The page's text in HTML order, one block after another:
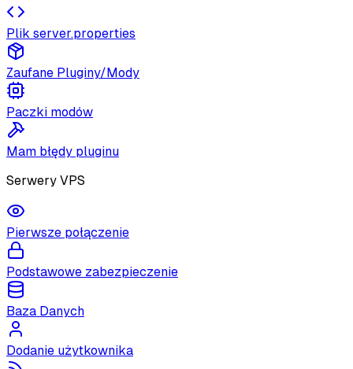
Plik server.properties
Zaufane Pluginy/Mody
Paczki modów
Mam błędy pluginu
Serwery VPS
Pierwsze połączenie
Podstawowe zabezpieczenie
Baza Danych
Dodanie użytkownika